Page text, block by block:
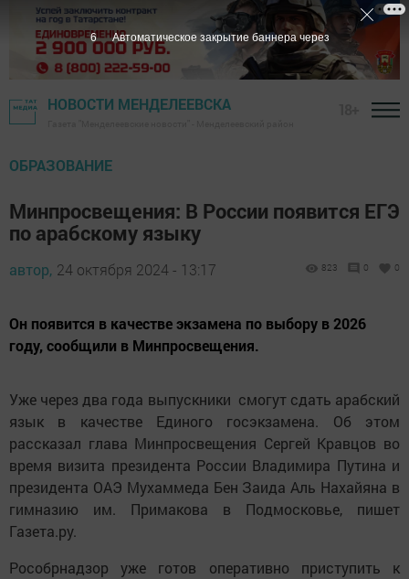
НОВОСТИ МЕНДЕЛЕЕВСКА
ОБРАЗОВАНИЕ
Минпросвещения: В России появится ЕГЭ
по арабскому языку
автор, 24 октября 2024 - 13:17 823 0 0
Он появится в качестве экзамена по выбору в 2026
году, сообщили в Минпросвещения.
Уже через два года выпускники смогут сдать арабский
язык в качестве Единого госэкзамена. Об этом
рассказал глава Минпросвещения Сергей Кравцов во
время визита президента России Владимира Путина и
президента ОАЭ Мухаммеда Бен Заида Аль Нахайяна в
гимназию им. Примакова в Подмосковье, пишет
Газета.ру.
Рособрнадзор уже готов оперативно приступить к
6 Автоматическое закрытие баннера через